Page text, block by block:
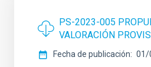
PS-2023-005
VALORACIÓN
Fecha de publicación
01/